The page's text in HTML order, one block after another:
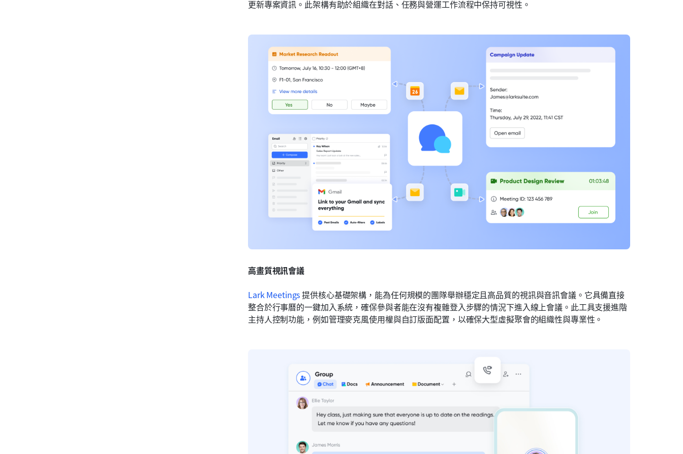
更新專案資訊。此架構有助於組織在對話、任務與營運工作流程中保持可視性。
高畫質視訊會議
Lark Meetings 提供核心基礎架構，能為任何規模的團隊舉辦穩定且高品質的視訊與音訊會議。它具備直接
整合於行事曆的一鍵加入系統，確保參與者能在沒有複雜登入步驟的情況下進入線上會議。此工具支援進階
主持人控制功能，例如管理麥克風使用權與自訂版面配置，以確保大型虛擬聚會的組織性與專業性。